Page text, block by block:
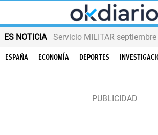
ES NOTICIA Servicio MILITAR septiembre
ESPAÑA ECONOMÍA DEPORTES